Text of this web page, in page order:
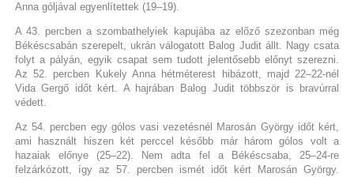
Anna góljával egyenlítettek (19–19).
A 43. percben a szombathelyiek kapujába az előző szezonban még
Békéscsabán szerepelt, ukrán válogatott Balog Judit állt. Nagy csata
folyt a pályán, egyik csapat sem tudott jelentősebb előnyt szerezni.
Az 52. percben Kukely Anna hétméterest hibázott, majd 22–22-nél
Vida Gergő időt kért. A hajrában Balog Judit többször is bravúrral
védett.
Az 54. percben egy gólos vasi vezetésnél Marosán György időt kért,
ami használt hiszen két perccel később már három gólos volt a
hazaiak előnye (25–22). Nem adta fel a Békéscsaba, 25–24-re
felzárkózott, így az 57. percben ismét időt kért Marosán György.